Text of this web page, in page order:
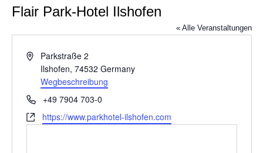
Flair Park-Hotel Ilshofen
« Alle Veranstaltungen
AdresseParkstraße 2
Ilshofen, 74532 Germany
Wegbeschreibung
Telefon+49 7904 703-0
Webseitehttps://www.parkhotel-ilshofen.com